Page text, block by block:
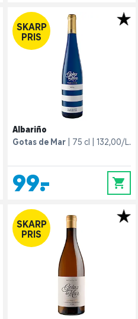
SKARP
PRIS
Albariño
Gotas de Mar
75 cl 132,00/L.
99,- 0
SKARP
PRIS